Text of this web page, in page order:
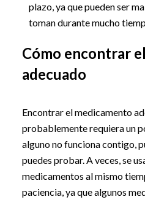
plazo, ya que pueden ser
toman durante mucho
Cómo encontrar
adecuado
Encontrar el medicamento
probablemente requiera un
alguno no funciona contigo,
puedes probar. A veces, se
medicamentos al mismo
paciencia, ya que algunos